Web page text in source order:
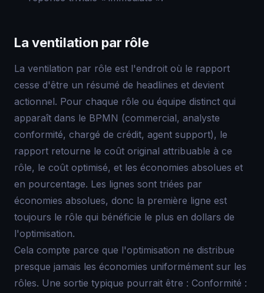
La ventilation par rôle
La ventilation par rôle est l'endroit où le rapport
cesse d'être un résumé de headlines et devient
actionnel. Pour chaque rôle ou équipe distinct qui
apparaît dans le BPMN (commercial, analyste
conformité, chargé de crédit, agent support), le
rapport retourne le coût original attribuable à ce
rôle, le coût optimisé, et les économies absolues et
en pourcentage. Les lignes sont triées par
économies absolues, donc la première ligne est
toujours le rôle qui bénéficie le plus en dollars de
l'optimisation.
Cela compte parce que l'optimisation ne distribue
presque jamais les économies uniformément sur les
rôles. Une sortie typique pourrait être : Conformité :